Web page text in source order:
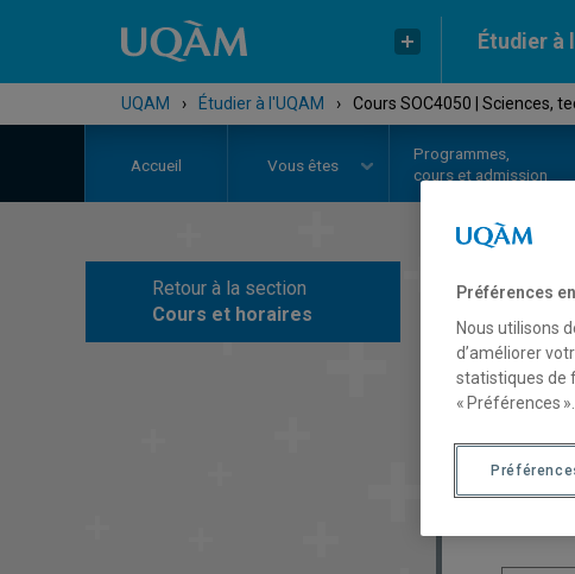
Étudier à
UQAM › Étudier à l'UQAM › Cours SOC4050 | Sciences,
Accueil Vous êtes
Programmes,
cours et admission
Retour à la section
Cours et horaires
Préférences
Nous utilisons
d’améliorer
statistiques de
« Préférences ».